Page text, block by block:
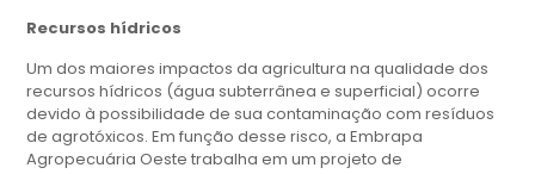
Recursos hídricos
Um dos maiores impactos da agricultura na qualidade dos
recursos hídricos (água subterrânea e superficial) ocorre
devido à possibilidade de sua contaminação com resíduos
de agrotóxicos. Em função desse risco, a Embrapa
Agropecuária Oeste trabalha em um projeto de